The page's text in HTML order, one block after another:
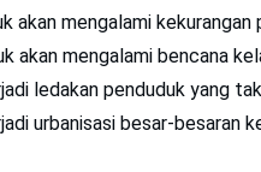
akan mengalami kekurangan
akan mengalami bencana
ledakan penduduk yang
urbanisasi besar-besaran